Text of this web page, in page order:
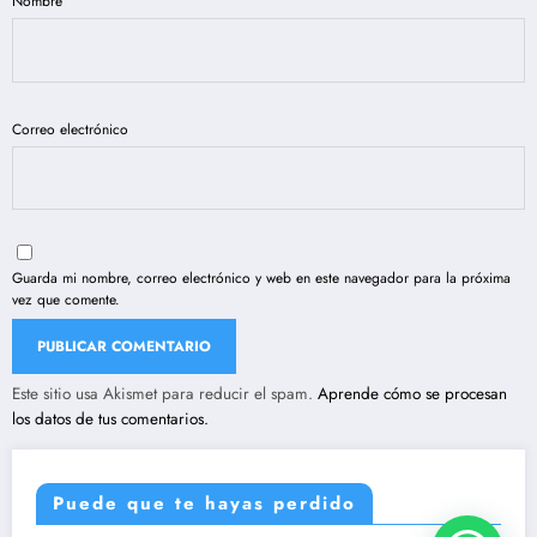
Correo electrónico
Guarda mi nombre, correo electrónico y web en este navegador para la próxima
vez que comente.
Este sitio usa Akismet para reducir el spam. Aprende cómo se procesan
los datos de tus comentarios.
Puede que te hayas perdido